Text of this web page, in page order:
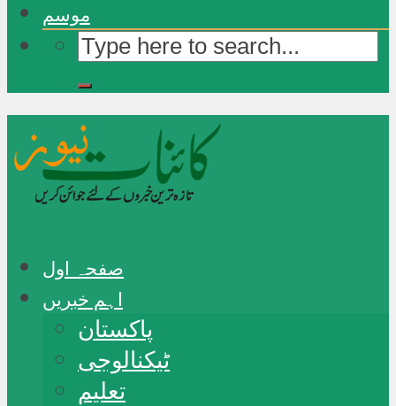
موسم
صفحہ اول
اہم خبریں
پاکستان
ٹیکنالوجی
تعلیم